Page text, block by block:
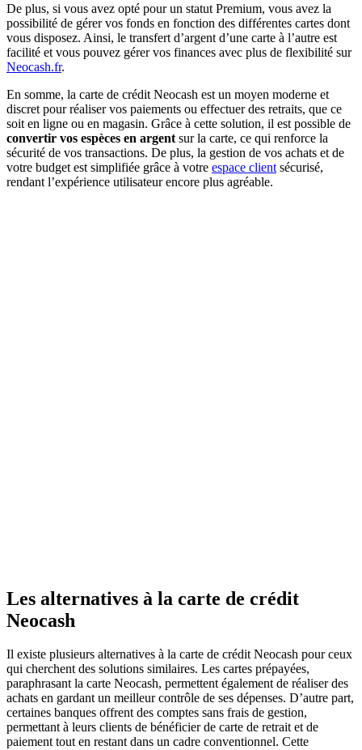
De plus, si vous avez opté pour un statut Premium, vous avez la
possibilité de gérer vos fonds en fonction des différentes cartes dont
vous disposez. Ainsi, le transfert d’argent d’une carte à l’autre est
facilité et vous pouvez gérer vos finances avec plus de flexibilité sur
Neocash.fr.
En somme, la carte de crédit Neocash est un moyen moderne et
discret pour réaliser vos paiements ou effectuer des retraits, que ce
soit en ligne ou en magasin. Grâce à cette solution, il est possible de
convertir vos espèces en argent sur la carte, ce qui renforce la
sécurité de vos transactions. De plus, la gestion de vos achats et de
votre budget est simplifiée grâce à votre espace client sécurisé,
rendant l’expérience utilisateur encore plus agréable.
Les alternatives à la carte de crédit
Neocash
Il existe plusieurs alternatives à la carte de crédit Neocash pour ceux
qui cherchent des solutions similaires. Les cartes prépayées,
paraphrasant la carte Neocash, permettent également de réaliser des
achats en gardant un meilleur contrôle de ses dépenses. D’autre part,
certaines banques offrent des comptes sans frais de gestion,
permettant à leurs clients de bénéficier de carte de retrait et de
paiement tout en restant dans un cadre conventionnel. Cette